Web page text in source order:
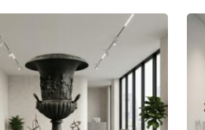
sortiert